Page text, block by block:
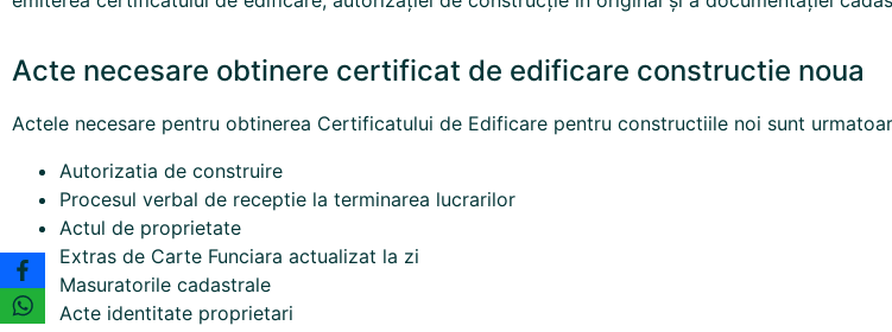
Acte necesare obtinere certificat de edificare constructie noua
Actele necesare pentru obtinerea Certificatului de Edificare pentru constructiile noi sunt
Autorizatia de construire
Procesul verbal de receptie la terminarea lucrarilor
Actul de proprietate
Extras de Carte Funciara actualizat la zi
Masuratorile cadastrale
Acte identitate proprietari